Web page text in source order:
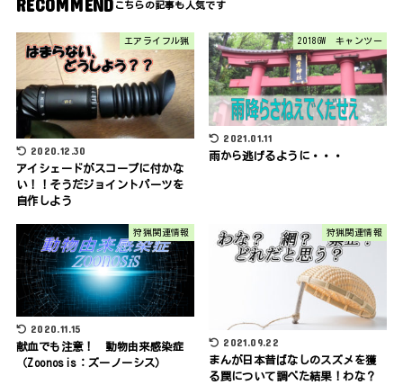
RECOMMEND
エアライフル猟
2020.12.30
アイシェードがスコープに付かな
い！！そうだジョイントパーツを
自作しよう
2018GW キャンツー
2021.01.11
雨から逃げるように・・・
狩猟関連情報
2020.11.15
献血でも注意！ 動物由来感染症
（Zoonosis：ズーノーシス）
狩猟関連情報
2021.09.22
まんが日本昔ばなしのスズメを獲
る罠について調べた結果！わな？